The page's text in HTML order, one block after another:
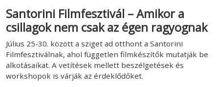
Santorini Filmfesztivál – Amikor a
csillagok nem csak az égen ragyognak
Július 25-30. között a sziget ad otthont a Santorini
Filmfesztiválnak, ahol független filmkészítők mutatják be
alkotásaikat. A vetítések mellett beszélgetések és
workshopok is várják az érdeklődőket.